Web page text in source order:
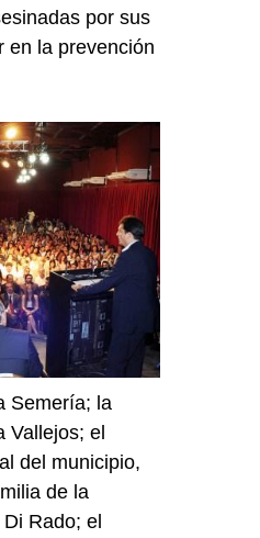
por sus
en la prevención
Semería; la
Vallejos; el
del municipio,
de la
Rado; el